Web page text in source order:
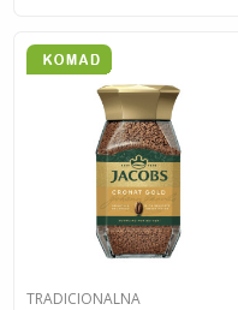
TRADICIONALNA